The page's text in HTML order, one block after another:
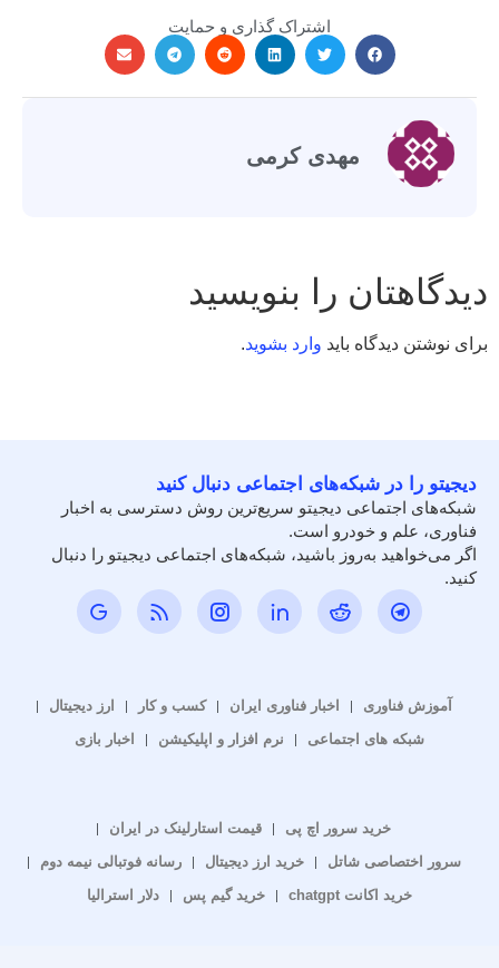
اشتراک گذاری و حمایت
مهدی کرمی
دیدگاهتان را بنویسید
برای نوشتن دیدگاه باید وارد بشوید.
دیجیتو را در شبکه‌های اجتماعی دنبال کنید
شبکه‌های اجتماعی دیجیتو سریع‌ترین روش دسترسی به اخبار
فناوری، علم و خودرو است.
اگر می‌خواهید به‌روز باشید، شبکه‌های اجتماعی دیجیتو را دنبال
کنید.
آموزش فناوری اخبار فناوری ایران کسب و کار
ارز دیجیتال
شبکه های اجتماعی
نرم افزار و اپلیکیشن اخبار بازی
خرید سرور اچ پی
قیمت استارلینک در ایران
سرور اختصاصی شاتل
خرید ارز دیجیتال
رسانه فوتبالی نیمه دوم
خرید اکانت chatgpt
خرید گیم پس دلار استرالیا